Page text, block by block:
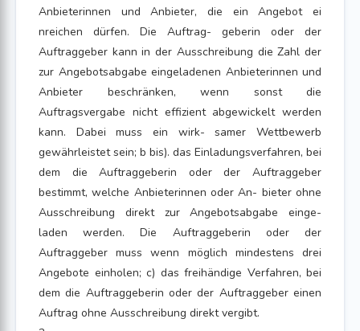
Anbieterinnen und Anbieter, die ein Angebot ei
nreichen dürfen. Die Auftrag- geberin oder der
Auftraggeber kann in der Ausschreibung die Zahl der
zur Angebotsabgabe eingeladenen Anbieterinnen und
Anbieter beschränken, wenn sonst die
Auftragsvergabe nicht effizient abgewickelt werden
kann. Dabei muss ein wirk- samer Wettbewerb
gewährleistet sein; b bis). das Einladungsverfahren, bei
dem die Auftraggeberin oder der Auftraggeber
bestimmt, welche Anbieterinnen oder An- bieter ohne
Ausschreibung direkt zur Angebotsabgabe einge-
laden werden. Die Auftraggeberin oder der
Auftraggeber muss wenn möglich mindestens drei
Angebote einholen; c) das freihändige Verfahren, bei
dem die Auftraggeberin oder der Auftraggeber einen
Auftrag ohne Ausschreibung direkt vergibt.